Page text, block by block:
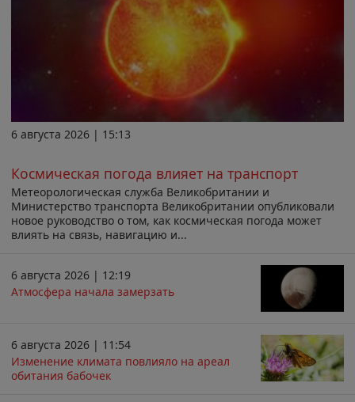
6 августа 2026 | 15:13
Космическая погода влияет на транспорт
Метеорологическая служба Великобритании и
Министерство транспорта Великобритании опубликовали
новое руководство о том, как космическая погода может
влиять на связь, навигацию и...
6 августа 2026 | 12:19
Атмосфера начала замерзать
6 августа 2026 | 11:54
Изменение климата повлияло на ареал
обитания бабочек